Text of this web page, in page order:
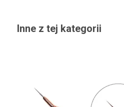
Inne z tej kategorii